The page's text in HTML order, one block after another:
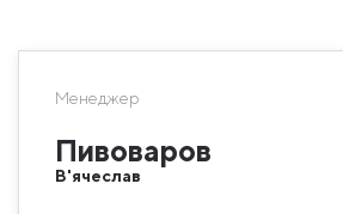
Менеджер
Пивоваров
В'ячеслав